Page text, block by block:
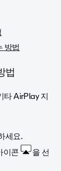
방법
법
타 AirPlay 지
세요.
이콘
을 선